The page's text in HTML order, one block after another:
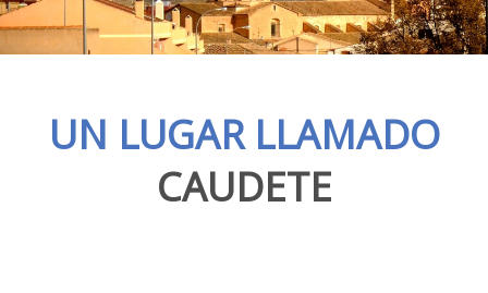
UN LUGAR LLAMADO
CAUDETE